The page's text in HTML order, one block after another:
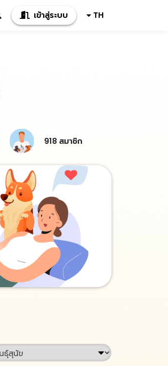
เข้าสู่ระบบ TH
918 สมาชิก